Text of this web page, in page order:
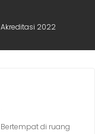
Akreditasi 2022
di ruang